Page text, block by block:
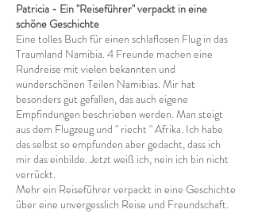
Patricia - Ein "Reiseführer" verpackt in eine
schöne Geschichte
Eine tolles Buch für einen schlaflosen Flug in das
Traumland Namibia. 4 Freunde machen eine
Rundreise mit vielen bekannten und
wunderschönen Teilen Namibias. Mir hat
besonders gut gefallen, das auch eigene
Empfindungen beschrieben werden. Man steigt
aus dem Flugzeug und " riecht " Afrika. Ich habe
das selbst so empfunden aber gedacht, dass ich
mir das einbilde. Jetzt weiß ich, nein ich bin nicht
verrückt.
Mehr ein Reiseführer verpackt in eine Geschichte
über eine unvergesslich Reise und Freundschaft.